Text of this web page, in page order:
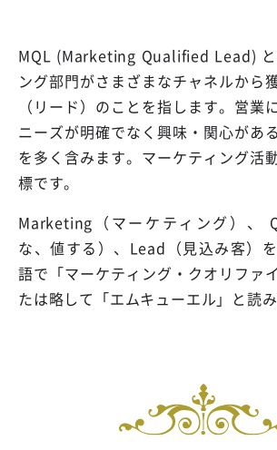
MQL (Marketing Qualified Lead)
ング部門がさまざまなチャネルから
（リード）のことを指します。営業
ニーズが明確でなく興味・関心があ
を多く含みます。マーケティング活
標です。
Marketing（マーケティング）、
な、値する）、Lead（見込み客）
語で「マーケティング・クオリファ
たは略して「エムキューエル」と読み